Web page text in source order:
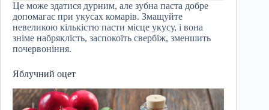
Це може здатися дурним, але зубна паста добре
допомагає при укусах комарів. Змащуйте
невеликою кількістю пасти місце укусу, і вона
зніме набряклість, заспокоїть свербіж, зменшить
почервоніння.
Яблучний оцет